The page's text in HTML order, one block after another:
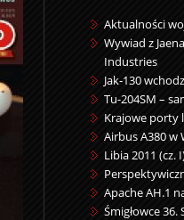
Aktualności
Wywiad z
Industries
Jak-130
Tu-204SM –
Krajowe porty
Airbus A380 w
Libia 2011 (cz.
Apache AH.1
Śmigłowce